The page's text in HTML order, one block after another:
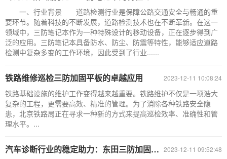
一、行业背景 道路检测行业是保障公路交通安全与畅通的重
要环节。随着科技的不断发展，道路检测技术也在不断革新。在这一
领域中，三防笔记本作为一种特殊设计的移动设备，正在逐步得到广
泛的应用。三防笔记本具备防水、防尘、防震等特性，能够适应道路
检测中复杂多变的工作环境，因此受到了行业......
2023-12-11 10:08:24
铁路维修巡检三防加固平板的卓越应用
铁路基础设施的维护工作变得越来越重要。铁路维护不仅是一项浩大
复杂的工程，更需要高效、精准的管理。为了消除各种铁路安全隐
患，北京铁路局正在寻求一种新的方式来提高巡检效率、准确性和管
理水平。...
2023-12-11 09:52:48
汽车诊断行业的稳定助力：东田三防加固平板的卓越应用